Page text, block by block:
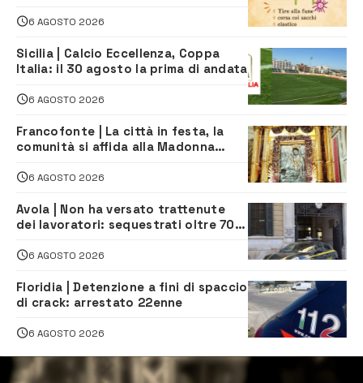
iscriversi
6 AGOSTO 2026
Sicilia | Calcio Eccellenza, Coppa
Italia: il 30 agosto la prima di andata
6 AGOSTO 2026
Francofonte | La città in festa, la
comunità si affida alla Madonna
6 AGOSTO 2026
Avola | Non ha versato trattenute
dei lavoratori: sequestrati oltre 700
climatizzazione
6 AGOSTO 2026
Floridia | Detenzione a fini di spaccio
di crack: arrestato 22enne
6 AGOSTO 2026